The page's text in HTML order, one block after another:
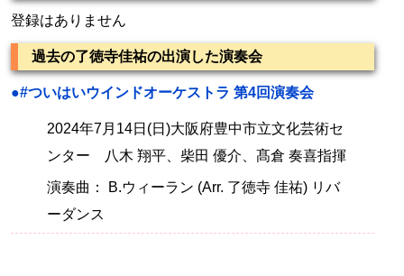
登録はありません
過去の了徳寺佳祐の出演した演奏会
●#ついはいウインドオーケストラ 第4回演奏会
2024年7月14日(日)大阪府豊中市立文化芸術セ
ンター 八木 翔平、柴田 優介、髙倉 奏喜指揮
演奏曲： B.ウィーラン (Arr. 了徳寺 佳祐) リバ
ーダンス